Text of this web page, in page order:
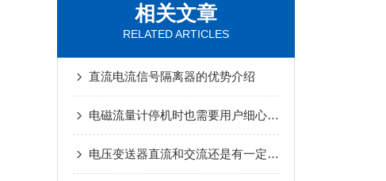
相关文章
RELATED ARTICLES
直流电流信号隔离器的优势介绍
电磁流量计停机时也需要用户细心维护
电压变送器直流和交流还是有一定区别的